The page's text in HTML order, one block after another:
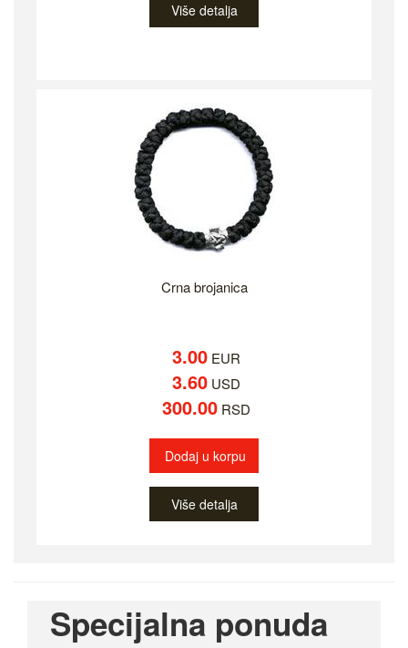
Više detalja
Crna brojanica
3.00 EUR
3.60 USD
300.00 RSD
Dodaj u korpu
Više detalja
Specijalna ponuda